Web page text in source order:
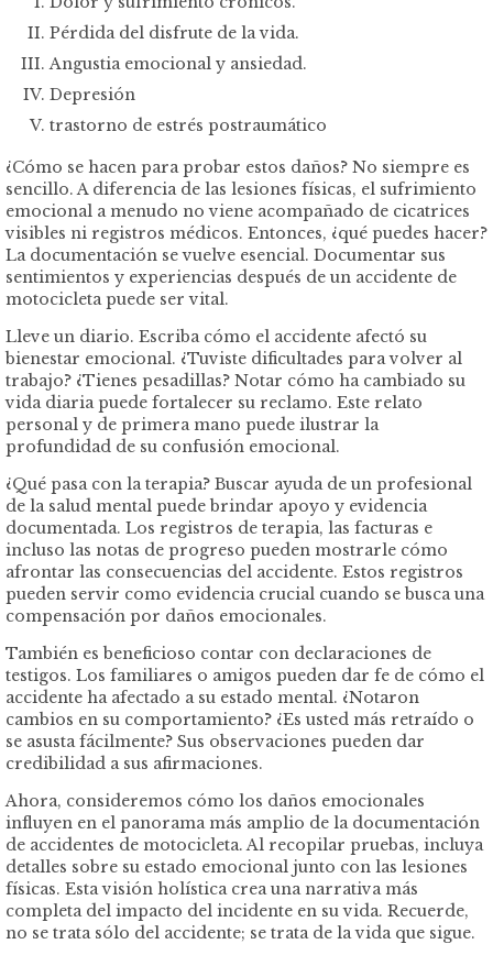
Pérdida del disfrute de la vida.
Angustia emocional y ansiedad.
Depresión
trastorno de estrés postraumático
¿Cómo se hacen para probar estos daños? No siempre es
sencillo. A diferencia de las lesiones físicas, el sufrimiento
emocional a menudo no viene acompañado de cicatrices
visibles ni registros médicos. Entonces, ¿qué puedes hacer?
La documentación se vuelve esencial. Documentar sus
sentimientos y experiencias después de un accidente de
motocicleta puede ser vital.
Lleve un diario. Escriba cómo el accidente afectó su
bienestar emocional. ¿Tuviste dificultades para volver al
trabajo? ¿Tienes pesadillas? Notar cómo ha cambiado su
vida diaria puede fortalecer su reclamo. Este relato
personal y de primera mano puede ilustrar la
profundidad de su confusión emocional.
¿Qué pasa con la terapia? Buscar ayuda de un profesional
de la salud mental puede brindar apoyo y evidencia
documentada. Los registros de terapia, las facturas e
incluso las notas de progreso pueden mostrarle cómo
afrontar las consecuencias del accidente. Estos registros
pueden servir como evidencia crucial cuando se busca una
compensación por daños emocionales.
También es beneficioso contar con declaraciones de
testigos. Los familiares o amigos pueden dar fe de cómo el
accidente ha afectado a su estado mental. ¿Notaron
cambios en su comportamiento? ¿Es usted más retraído o
se asusta fácilmente? Sus observaciones pueden dar
credibilidad a sus afirmaciones.
Ahora, consideremos cómo los daños emocionales
influyen en el panorama más amplio de la documentación
de accidentes de motocicleta. Al recopilar pruebas, incluya
detalles sobre su estado emocional junto con las lesiones
físicas. Esta visión holística crea una narrativa más
completa del impacto del incidente en su vida. Recuerde,
no se trata sólo del accidente; se trata de la vida que sigue.